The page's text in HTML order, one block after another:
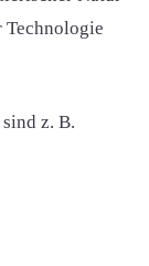
Technologie
z. B.